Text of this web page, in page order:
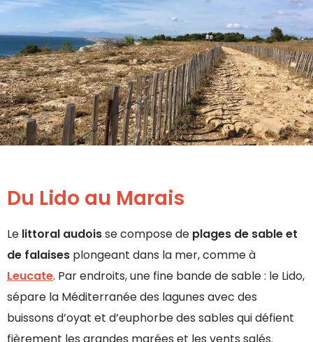
Du Lido au Marais
Le littoral audoisse compose de plages de sable et
de falaises plongeant dans la mer, comme à
Leucate. Par endroits, une fine bande de sable : le Lido,
sépare la Méditerranée des lagunes avec des
buissons d’oyat et d’euphorbe des sables qui défient